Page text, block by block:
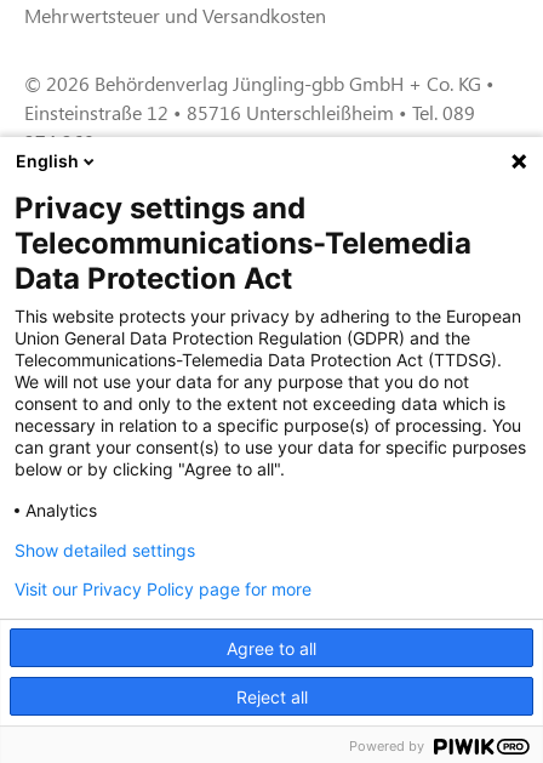
Mehrwertsteuer und Versandkosten
© 2026 Behördenverlag Jüngling-gbb GmbH + Co. KG •
Einsteinstraße 12 • 85716 Unterschleißheim • Tel. 089
374 360
Zertifiziert für das Sicherheitsmanagem
entsystem unter TU4® durch TÜViT Essen
Zertifiziert für das QM-System nach DIN EN
ISO 9001: 2015, Reg.-Nr. 44 100 091350
durch TÜV NORD CERT
Zertifiziert für Sicherheits- und
Zertifiziert als qualifiziertes Unternehmen für
öffentliche Aufträge durch das ABZ Bayern
im Auftrag der IHK und Handwerks-
kammern in Bayern
English
Privacy settings and
Telecommunications-Telemedia
Data Protection Act
This website protects your privacy by adhering to the European
Union General Data Protection Regulation (GDPR) and the
Telecommunications-Telemedia Data Protection Act (TTDSG).
We will not use your data for any purpose that you do not
consent to and only to the extent not exceeding data which is
necessary in relation to a specific purpose(s) of processing. You
can grant your consent(s) to use your data for specific purposes
below or by clicking "Agree to all".
Analytics
Agree to all
Reject all
Show detailed settings
Visit our Privacy Policy page for more
Powered by